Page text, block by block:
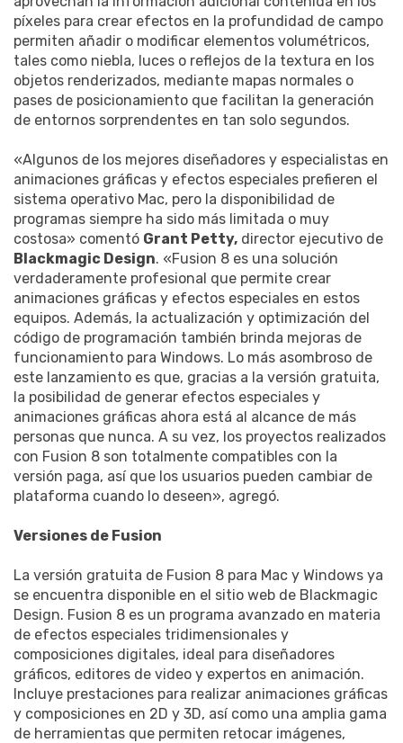
píxeles para crear efectos en la profundidad de campo
permiten añadir o modificar elementos volumétricos,
tales como niebla, luces o reflejos de la textura en los
objetos renderizados, mediante mapas normales o
pases de posicionamiento que facilitan la generación
de entornos sorprendentes en tan solo segundos.
«Algunos de los mejores diseñadores y especialistas en
animaciones gráficas y efectos especiales prefieren el
sistema operativo Mac, pero la disponibilidad de
programas siempre ha sido más limitada o muy
costosa» comentó Grant Petty, director ejecutivo de
Blackmagic Design. «Fusion 8 es una solución
verdaderamente profesional que permite crear
animaciones gráficas y efectos especiales en estos
equipos. Además, la actualización y optimización del
código de programación también brinda mejoras de
funcionamiento para Windows. Lo más asombroso de
este lanzamiento es que, gracias a la versión gratuita,
la posibilidad de generar efectos especiales y
animaciones gráficas ahora está al alcance de más
personas que nunca. A su vez, los proyectos realizados
con Fusion 8 son totalmente compatibles con la
versión paga, así que los usuarios pueden cambiar de
plataforma cuando lo deseen», agregó.
Versiones de Fusion
La versión gratuita de Fusion 8 para Mac y Windows ya
se encuentra disponible en el sitio web de Blackmagic
Design. Fusion 8 es un programa avanzado en materia
de efectos especiales tridimensionales y
composiciones digitales, ideal para diseñadores
gráficos, editores de video y expertos en animación.
Incluye prestaciones para realizar animaciones gráficas
y composiciones en 2D y 3D, así como una amplia gama
de herramientas que permiten retocar imágenes,